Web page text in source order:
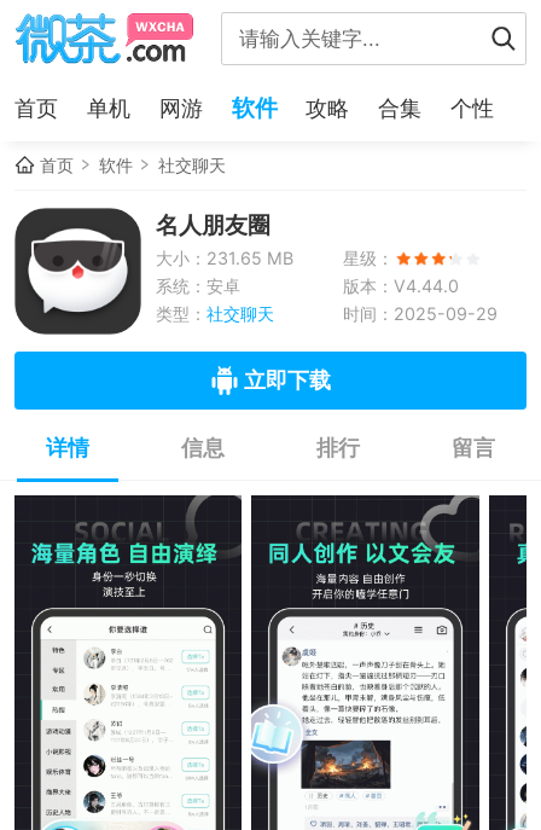
首页 单机 网游 软件 攻略 合集 个性
首页 软件 社交聊天
名人朋友圈
大小：231.65 MB
星级：
系统：安卓
版本：V4.44.0
类型： 社交聊天 时间：2025-09-29
立即下载
详情 信息 排行 留言